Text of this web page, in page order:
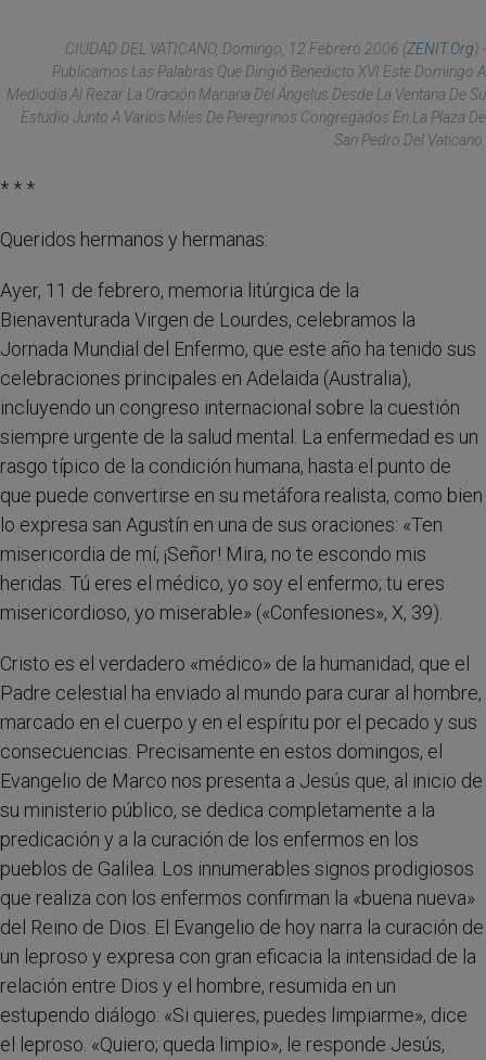
CIUDAD DEL VATICANO, Domingo, 12 Febrero 2006 (ZENIT.org).-
Publicamos Las Palabras Que Dirigió Benedicto XVI Este Domingo A
Mediodía Al Rezar La Oración Mariana Del Ángelus Desde La Ventana De Su
Estudio Junto A Varios Miles De Peregrinos Congregados En La Plaza De
San Pedro Del Vaticano.
* * *
Queridos hermanos y hermanas:
Ayer, 11 de febrero, memoria litúrgica de la
Bienaventurada Virgen de Lourdes, celebramos la
Jornada Mundial del Enfermo, que este año ha tenido sus
celebraciones principales en Adelaida (Australia),
incluyendo un congreso internacional sobre la cuestión
siempre urgente de la salud mental. La enfermedad es un
rasgo típico de la condición humana, hasta el punto de
que puede convertirse en su metáfora realista, como bien
lo expresa san Agustín en una de sus oraciones: «Ten
misericordia de mí, ¡Señor! Mira, no te escondo mis
heridas. Tú eres el médico, yo soy el enfermo; tu eres
misericordioso, yo miserable» («Confesiones», X, 39).
Cristo es el verdadero «médico» de la humanidad, que el
Padre celestial ha enviado al mundo para curar al hombre,
marcado en el cuerpo y en el espíritu por el pecado y sus
consecuencias. Precisamente en estos domingos, el
Evangelio de Marco nos presenta a Jesús que, al inicio de
su ministerio público, se dedica completamente a la
predicación y a la curación de los enfermos en los
pueblos de Galilea. Los innumerables signos prodigiosos
que realiza con los enfermos confirman la «buena nueva»
del Reino de Dios. El Evangelio de hoy narra la curación de
un leproso y expresa con gran eficacia la intensidad de la
relación entre Dios y el hombre, resumida en un
estupendo diálogo: «Si quieres, puedes limpiarme», dice
el leproso. «Quiero; queda limpio», le responde Jesús,